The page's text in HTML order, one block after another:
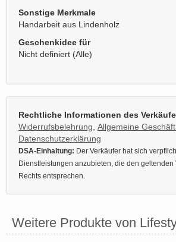
Sonstige Merkmale
Handarbeit aus Lindenholz
Geschenkidee für
Nicht definiert (Alle)
Rechtliche Informationen des
Widerrufsbelehrung Allgemeine
Datenschutzerklärung
DSA-Einhaltung: Der Verkäufer hat sich
Dienstleistungen anzubieten, die den geltenden
Rechts entsprechen.
Weitere Produkte von